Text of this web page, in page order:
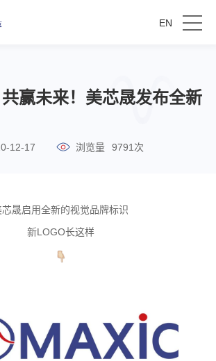
EN
赢未来！美芯晟发布全新
12-17 浏览量 9791次
芯晟启用全新的视觉品牌标识
新LOGO长这样